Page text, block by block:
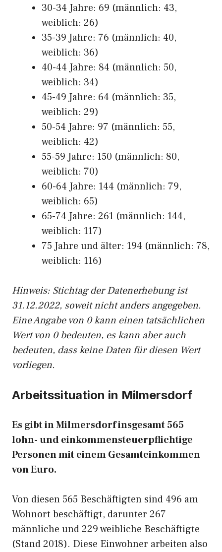
30-34 Jahre: 69 (männlich: 43,
weiblich: 26)
35-39 Jahre: 76 (männlich: 40,
weiblich: 36)
40-44 Jahre: 84 (männlich: 50,
weiblich: 34)
45-49 Jahre: 64 (männlich: 35,
weiblich: 29)
50-54 Jahre: 97 (männlich: 55,
weiblich: 42)
55-59 Jahre: 150 (männlich: 80,
weiblich: 70)
60-64 Jahre: 144 (männlich: 79,
weiblich: 65)
65-74 Jahre: 261 (männlich: 144,
weiblich: 117)
75 Jahre und älter: 194 (männlich: 78,
weiblich: 116)
Hinweis: Stichtag der Datenerhebung ist
31.12.2022, soweit nicht anders angegeben.
Eine Angabe von 0 kann einen tatsächlichen
Wert von 0 bedeuten, es kann aber auch
bedeuten, dass keine Daten für diesen Wert
vorliegen.
Arbeitssituation in Milmersdorf
Es gibt in Milmersdorf insgesamt 565
lohn- und einkommensteuerpflichtige
Personen mit einem Gesamteinkommen
von Euro.
Von diesen 565 Beschäftigten sind 496 am
Wohnort beschäftigt, darunter 267
männliche und 229 weibliche Beschäftigte
(Stand 2018). Diese Einwohner arbeiten also